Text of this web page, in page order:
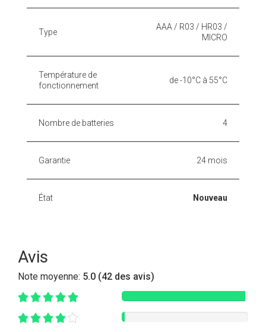
Type
AAA / R03 / HR03 /
MICRO
Température de
fonctionnement
de -10°C à 55°C
Nombre de batteries 4
Garantie 24 mois
État Nouveau
Avis
Note moyenne: 5.0 (42 des avis)